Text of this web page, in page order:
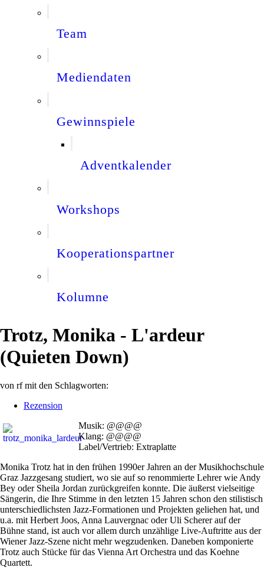
Team
Mediendaten
Gewinnspiele
Adventkalender
Workshops
Kooperationspartner
Kolumne
Trotz, Monika - L'ardeur
(Quieten Down)
von rf mit den Schlagworten:
Rezension
Musik: @@@@
Klang: @@@@
Label/Vertrieb: Extraplatte
Monika Trotz hat in den frühen 1990er Jahren an der Musikhochschule
Graz Jazzgesang studiert, wo sie auf so renommierte Lehrer wie Andy
Bey oder Sheila Jordan zurückgreifen konnte. Die äußerst vielseitige
Sängerin, die Ihre Stimme in den letzten 15 Jahren schon den stilistisch
unterschiedlichsten Jazz-Formationen und Projekten geliehen hat, und
u.a. mit Herbert Joos, Anna Lauvergnac oder Uli Scherer auf der
Bühne stand, ist auch vor allem durch unzählige Live-Auftritte aus der
Wiener Jazz-Szene nicht mehr wegzudenken. Daneben komponierte
Trotz auch Stücke für das Vienna Art Orchestra und das Koehne
Quartett.